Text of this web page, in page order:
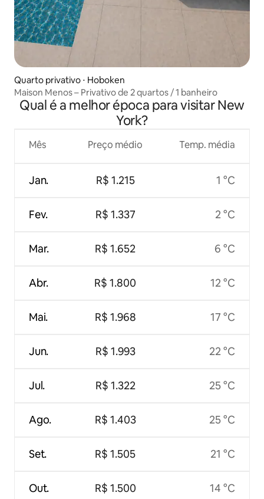
Quarto privativo ⋅ Hoboken
Maison Menos – Privativo de 2 quartos / 1 banheiro
Qual é a melhor época para visitar New
York?
Mês
Jan.
Fev.
Mar.
Abr.
Mai.
Jun.
Jul.
Ago.
Set.
Out.
Preço médio
R$ 1.215
R$ 1.337
R$ 1.652
R$ 1.800
R$ 1.968
R$ 1.993
R$ 1.322
R$ 1.403
R$ 1.505
R$ 1.500
Temp. média
1 °C
2 °C
6 °C
12 °C
17 °C
22 °C
25 °C
25 °C
21 °C
14 °C